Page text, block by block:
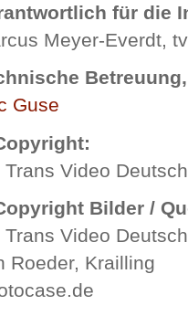
für die
Meyer-Everdt,
Guse
Trans Video
Bilder /
Trans Video
Roeder, Krailling